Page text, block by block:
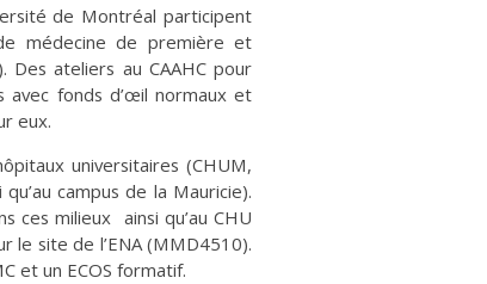
de Montréal participent
médecine de première et
ateliers au CAAHC pour
avec fonds d’œil normaux et
eux.
universitaires (CHUM,
campus de la Mauricie).
ces milieux ainsi qu’au CHU
le site de l’ENA (MMD4510).
et un ECOS formatif.